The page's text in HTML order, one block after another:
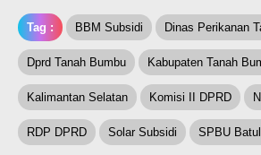
Tag : BBM Subsidi Dinas Perikanan
Dprd Tanah Bumbu Kabupaten Tanah
Kalimantan Selatan Komisi II DPRD
RDP DPRD Solar Subsidi SPBU